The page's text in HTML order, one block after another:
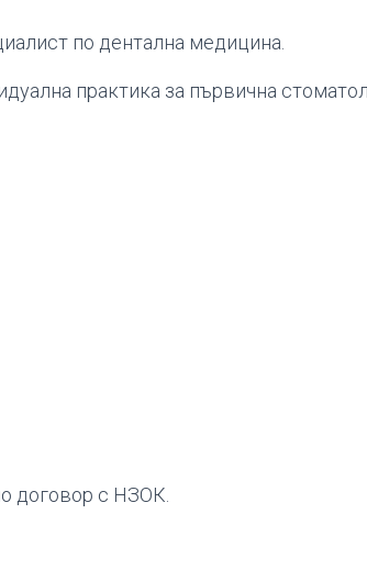
по дентална медицина.
практика за първична
договор с НЗОК.